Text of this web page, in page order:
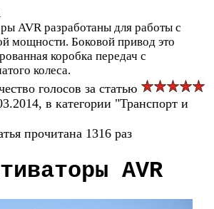
AVR разработаны для работы с
мощности. Боковой привод это
коробка передач с
колеса.
голосов за статью
в категории "Транспорт и
прочитана 1316 раз
AVR